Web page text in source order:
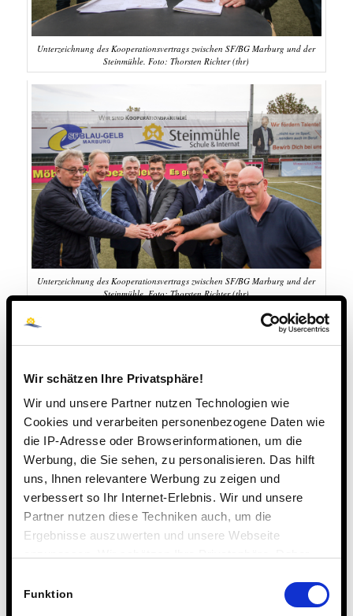
Wir schätzen Ihre Privatsphäre!
Wir und unsere Partner nutzen Technologien wie
Cookies und verarbeiten personenbezogene Daten wie
die IP-Adresse oder Browserinformationen, um die
Werbung, die Sie sehen, zu personalisieren. Das hilft
uns, Ihnen relevantere Werbung zu zeigen und
verbessert so Ihr Internet-Erlebnis. Wir und unsere
Partner nutzen diese Techniken auch, um die
Ergebnisse auszuwerten und unsere Webseite
Technologien.
Funktion
Unterzeichnung des Kooperationsvertrags zwischen SF/BG Marburg und der
Steinmühle. Foto: Thorsten Richter (thr)
Unterzeichnung des Kooperationsvertrags zwischen SF/BG Marburg und der
Steinmühle. Foto: Thorsten Richter (thr)
Seiten
Aktuelle Projekte fördern
Aktuelles
Alumni-Login